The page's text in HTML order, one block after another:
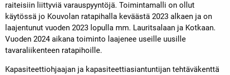
raiteisiin liittyviä varauspyyntöjä. Toimintamalli on ollut
käytössä jo Kouvolan ratapihalla keväästä 2023 alkaen ja on
laajentunut vuoden 2023 lopulla mm. Lauritsalaan ja Kotkaan.
Vuoden 2024 aikana toiminto laajenee useille uusille
tavaraliikenteen ratapihoille.
Kapasiteettiohjaajan ja kapasiteettiasiantuntijan tehtäväkenttä